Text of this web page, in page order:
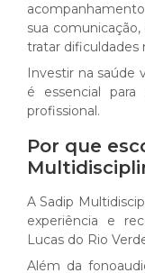
sua comunicação,
tratar dificuldades
Investir na saúde
é essencial
profissional.
Por que
A Sadip
experiência e
Lucas do Rio
Além da